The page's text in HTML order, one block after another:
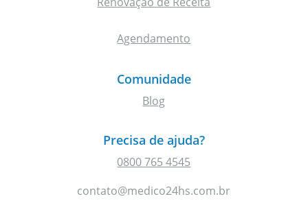
Agendamento
Comunidade
Blog
Precisa de ajuda?
0800 765 4545
contato@medico24hs.com.br